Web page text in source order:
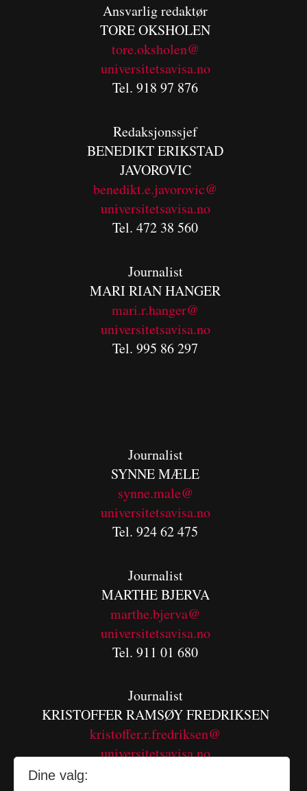
Ansvarlig redaktør
TORE OKSHOLEN
tore.oksholen@
universitetsavisa.no
Tel. 918 97 876
Redaksjonssjef
BENEDIKTERIKSTAD
JAVOROVIC
benedikt.e.javorovic@
universitetsavisa.no
Tel. 472 38 560
Journalist
MARI RIAN HANGER
mari.r.hanger@
universitetsavisa.no
Tel. 995 86 297
Journalist
SYNNE MÆLE
synne.male@
universitetsavisa.no
Tel. 924 62 475
Journalist
MARTHE BJERVA
marthe.bjerva@
universitetsavisa.no
Tel. 911 01 680
Journalist
KRISTOFFER RAMSØY FREDRIKSEN
kristoffer.r.fredriksen@
universitetsavisa.no
Dine valg: